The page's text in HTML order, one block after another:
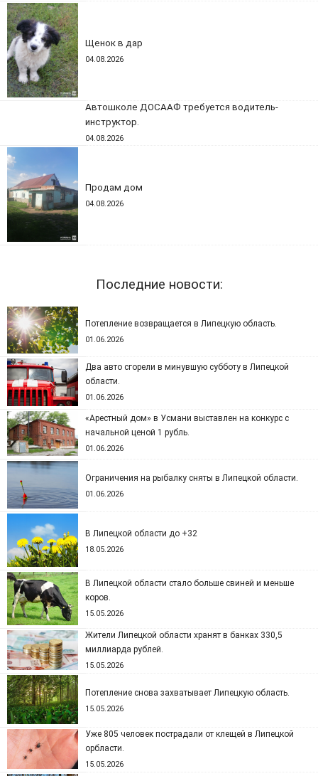
Щенок в дар
04.08.2026
Автошколе ДОСААФ требуется водитель-
инструктор.
04.08.2026
Продам дом
04.08.2026
Последние новости:
Потепление возвращается в Липецкую область.
01.06.2026
Два авто сгорели в минувшую субботу в Липецкой
области.
01.06.2026
«Арестный дом» в Усмани выставлен на конкурс с
начальной ценой 1 рубль.
01.06.2026
Ограничения на рыбалку сняты в Липецкой области.
01.06.2026
В Липецкой области до +32
18.05.2026
В Липецкой области стало больше свиней и меньше
коров.
15.05.2026
Жители Липецкой области хранят в банках 330,5
миллиарда рублей.
15.05.2026
Потепление снова захватывает Липецкую область.
15.05.2026
Уже 805 человек пострадали от клещей в Липецкой
орбласти.
15.05.2026